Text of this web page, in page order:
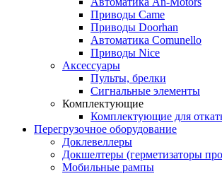
Приводы Came
Приводы Doorhan
Автоматика Comunello
Приводы Nice
Аксессуары
Пульты, брелки
Сигнальные элементы
Комплектующие
Комплектующие для
Перегрузочное оборудование
Доклевеллеры
Докшелтеры (герметизаторы
Мобильные рампы